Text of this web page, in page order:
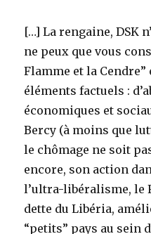
[…] La rengaine, DSK
ne peux que vous
Flamme et la Cendre”
éléments factuels :
économiques et
Bercy (à moins que
le chômage ne soit
encore, son action
l’ultra-libéralisme, le
dette du Libéria,
“petits” pays au sein